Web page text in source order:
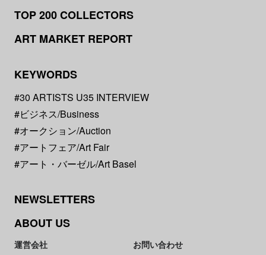
TOP 200 COLLECTORS
ART MARKET REPORT
KEYWORDS
#30 ARTISTS U35 INTERVIEW
#ビジネス/Business
#オークション/Auction
#アートフェア/Art Fair
#アート・バーゼル/Art Basel
NEWSLETTERS
ABOUT US
運営会社 お問い合わせ